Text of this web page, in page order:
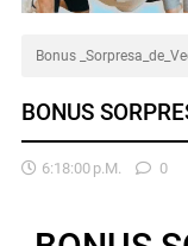
Bonus
BONUS
6:18:00 P.m. 0